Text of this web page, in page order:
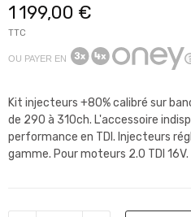
1 199,00 €
TTC
OU PAYER EN
Kit injecteurs +80% calibré sur
de 290 à 310ch. L'accessoire
performance en TDI. Injecteurs
gamme. Pour moteurs 2.0 TDI 16V.